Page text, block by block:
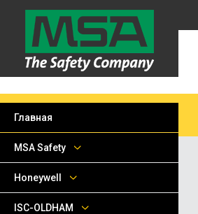
Главная
MSA Safety
Honeywell
ISC-OLDHAM